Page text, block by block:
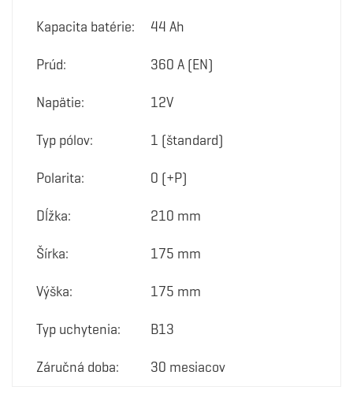
Kapacita batérie: 44 Ah
Prúd: 360 A (EN)
Napätie: 12V
Typ pólov: 1 (štandard)
Polarita: 0 (+P)
Dĺžka: 210 mm
Šírka: 175 mm
Výška: 175 mm
Typ uchytenia: B13
Záručná doba: 30 mesiacov